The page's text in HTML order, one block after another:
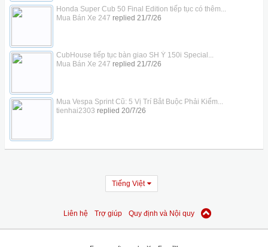
Honda Super Cub 50 Final Edition tiếp tục có thêm...
Mua Bán Xe 247 replied 21/7/26
CubHouse tiếp tục bàn giao SH Ý 150i Special...
Mua Bán Xe 247 replied 21/7/26
Mua Vespa Sprint Cũ: 5 Vị Trí Bắt Buộc Phải Kiểm...
tienhai2303 replied 20/7/26
Tiếng Việt
Liên hệ Trợ giúp Quy định và Nội quy